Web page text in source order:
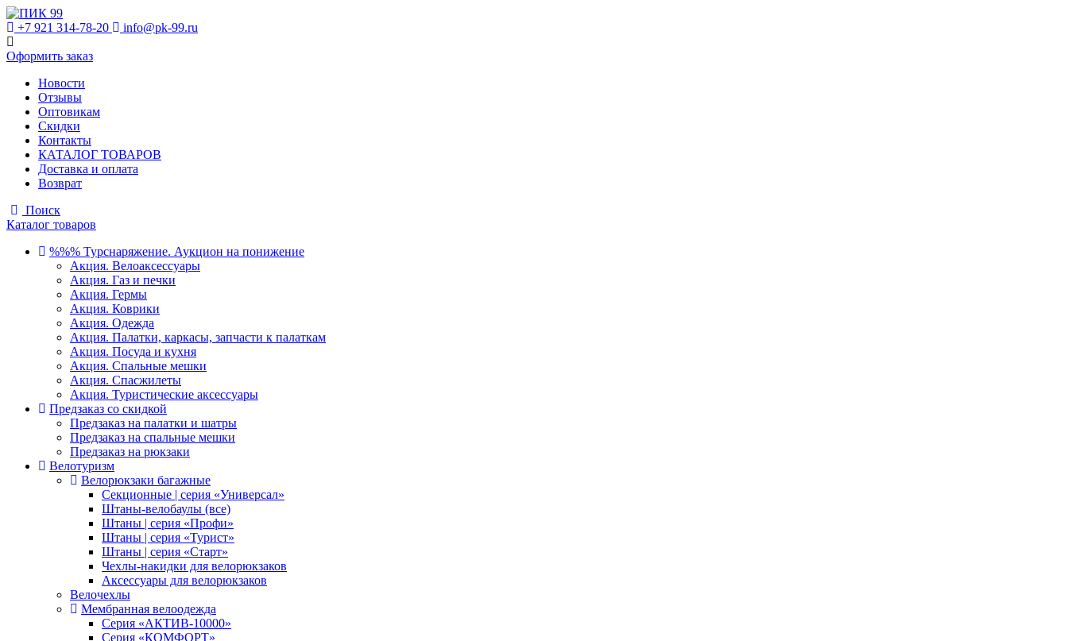
+7 921 314-78-20 info@pk-99.ru
Оформить заказ
Новости
Отзывы
Оптовикам
Скидки
Контакты
КАТАЛОГ ТОВАРОВ
Доставка и оплата
Возврат
Поиск
Каталог товаров
%%% Турснаряжение. Аукцион на понижение
Акция. Велоаксессуары
Акция. Газ и печки
Акция. Гермы
Акция. Коврики
Акция. Одежда
Акция. Палатки, каркасы, запчасти к палаткам
Акция. Посуда и кухня
Акция. Спальные мешки
Акция. Спасжилеты
Акция. Туристические аксессуары
Предзаказ со скидкой
Предзаказ на палатки и шатры
Предзаказ на спальные мешки
Предзаказ на рюкзаки
Велотуризм
Велорюкзаки багажные
Секционные | серия «Универсал»
Штаны-велобаулы (все)
Штаны | серия «Профи»
Штаны | серия «Турист»
Штаны | серия «Старт»
Чехлы-накидки для велорюкзаков
Аксессуары для велорюкзаков
Велочехлы
Мембранная велоодежда
Серия «АКТИВ-10000»
Серия «КОМФОРТ»